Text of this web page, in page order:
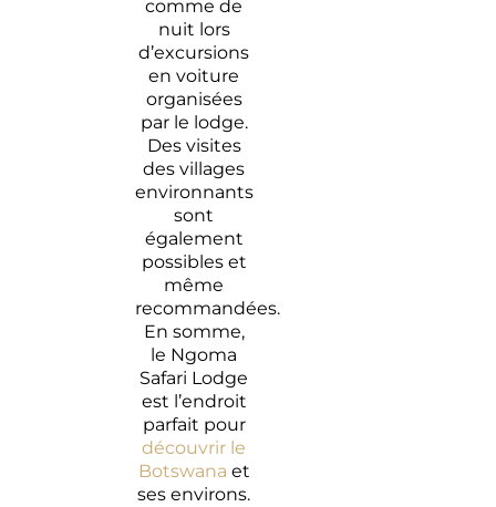
comme de
nuit lors
d’excursions
en voiture
organisées
par le lodge.
Des visites
des villages
environnants
sont
également
possibles et
même
recommandées.
En somme,
le Ngoma
Safari Lodge
est l’endroit
parfait pour
découvrir le
Botswana et
ses environs.